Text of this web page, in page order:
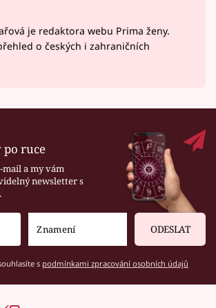
je redaktora webu Prima ženy.
o českých i zahraničních
po ruce
mail a my vám
newsletter s
ODESLAT
s podmínkami zpracování osobních údajů